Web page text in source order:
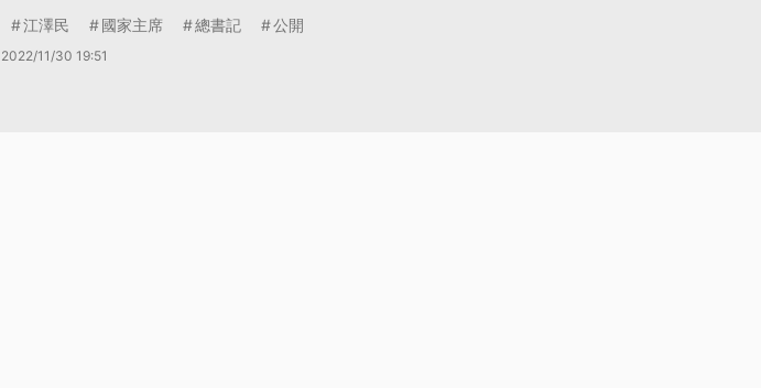
江澤民 國家主席 總書記 公開
2022/11/30 19:51